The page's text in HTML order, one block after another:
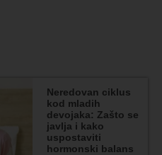
Neredovan ciklus
kod mladih
devojaka: Zašto se
javlja i kako
uspostaviti
hormonski balans